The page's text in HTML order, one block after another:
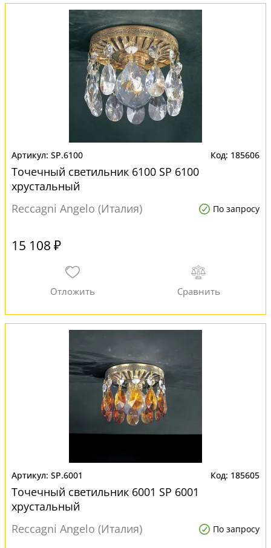
SP.6100 185606
Точечный светильник 6100 SP 6100
хрустальный
Reccagni Angelo (Италия)
По запросу
15 108 ₽
SP.6001 185605
Точечный светильник 6001 SP 6001
хрустальный
Reccagni Angelo (Италия)
По запросу